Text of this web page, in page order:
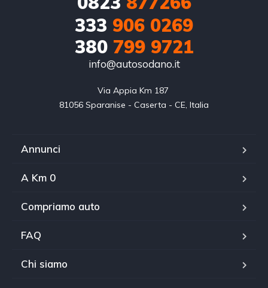
333 906 0269
380799 9721
info@autosodano.it
Via Appia Km 187
81056 Sparanise - Caserta - CE, Italia
Annunci
A Km 0
Compriamo auto
FAQ
Chi siamo